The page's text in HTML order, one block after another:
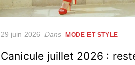
Posted
29 juin 2026 Dans MODE ET STYLE
Canicule juillet 2026 :